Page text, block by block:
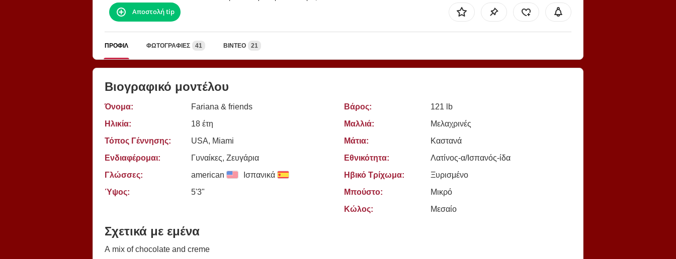
Αποστολή tip
ΠΡΟΦΊΛ ΦΩΤΟΓΡΑΦΊΕΣ 41 ΒΊΝΤΕΟ 21
Βιογραφικό μοντέλου
Όνομα:
Fariana & friends
Ηλικία:
18 έτη
Τόπος Γέννησης:
USA, Miami
Ενδιαφέρομαι:
Γυναίκες, Zευγάρια
Γλώσσες:
american Ισπανικά
Ύψος: 5'3"
Βάρος:
121 lb
Μαλλιά:
Μελαχρινές
Μάτια:
Καστανά
Εθνικότητα:
Λατίνος-α/Ισπανός-ίδα
Ηβικό Τρίχωμα:
Ξυρισμένο
Μπούστο:
Μικρό
Κώλος:
Μεσαίο
Σχετικά με εμένα
A mix of chocolate and creme